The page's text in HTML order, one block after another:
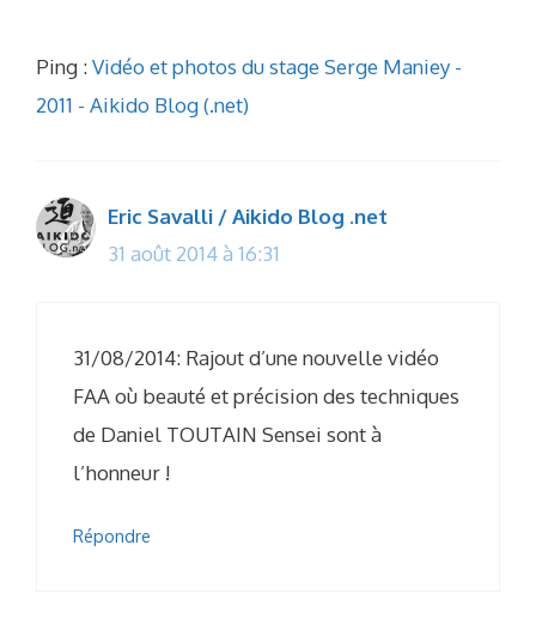
Ping :Vidéo et photos du stage Serge Maniey -
2011 - Aikido Blog (.net)
Eric Savalli / Aikido Blog .net
31 août 2014 à 16:31
31/08/2014: Rajout d’une nouvelle vidéo
FAA où beauté et précision des techniques
de Daniel TOUTAIN Sensei sont à
l’honneur !
Répondre